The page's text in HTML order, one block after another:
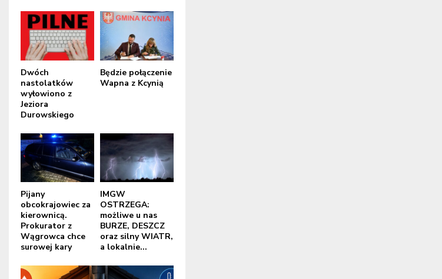
Dwóch
nastolatków
wyłowiono z
Jeziora
Durowskiego
Będzie połączenie
Wapna z Kcynią
Pijany
obcokrajowiec za
kierownicą.
Prokurator z
Wągrowca chce
surowej kary
IMGW
OSTRZEGA:
możliwe u nas
BURZE, DESZCZ
oraz silny WIATR,
a lokalnie...